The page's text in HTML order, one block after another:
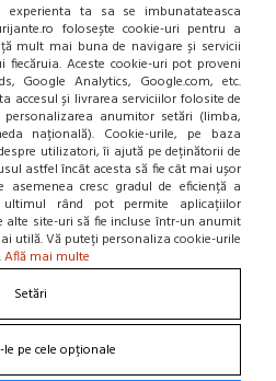
experienta ta sa se imbunatateasca
folosește cookie-uri pentru a
mult mai buna de navigare și servicii
Aceste cookie-uri pot proveni
Google Analytics, Google.com, etc.
accesul și livrarea serviciilor folosite de
anumitor setări (limba,
națională). Cookie-urile, pe baza
utilizatori, îi ajută pe deținătorii de
astfel încât acesta să fie cât mai ușor
asemenea cresc gradul de eficiență a
rând pot permite aplicațiilor
site-uri să fie incluse într-un anumit
utilă. Vă puteți personaliza cookie-urile
Află mai multe
Setări
le pe cele opționale
182 326
Bl A4, parter